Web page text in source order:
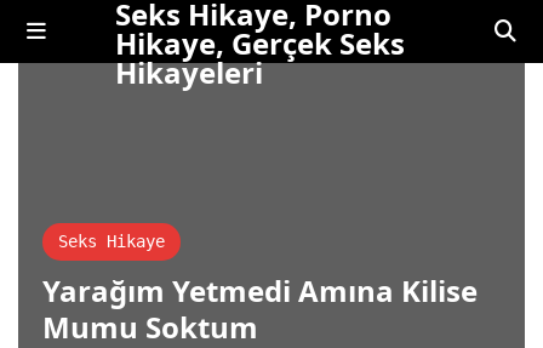
Seks Hikaye, Porno
Hikaye, Gerçek Seks
Hikayeleri
Seks Hikaye
Yarağım Yetmedi Amına Kilise
Mumu Soktum